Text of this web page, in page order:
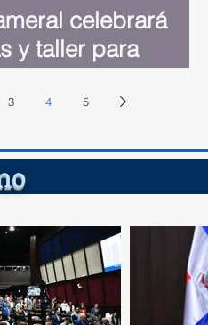
celebrará
y taller para
revisión Ley
3 4 5